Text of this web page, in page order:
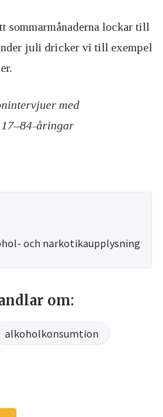
sommarmånaderna lockar till
juli dricker vi till exempel
med
åringar
och narkotikaupplysning
om:
alkoholkonsumtion